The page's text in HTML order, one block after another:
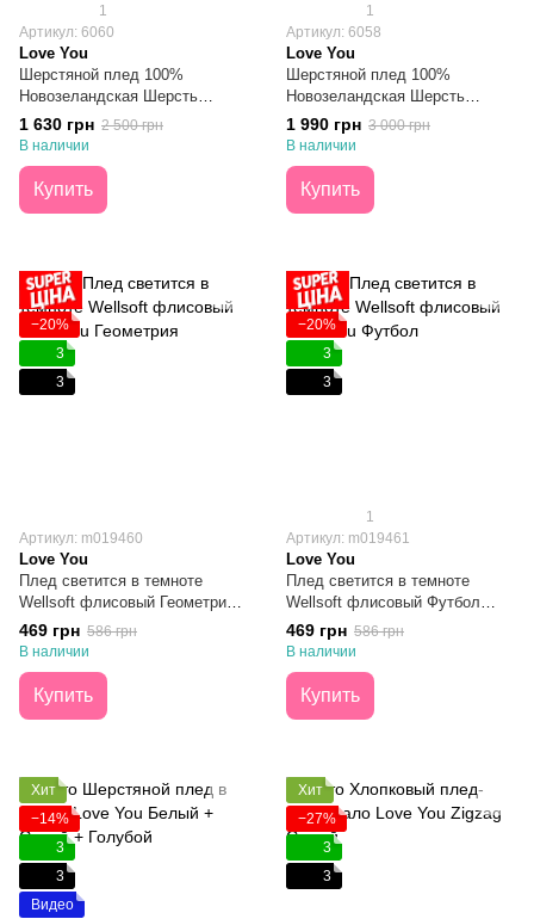
1
Артикул: 6060
Love You
Шерстяной плед 100%
Новозеландская Шерсть
Оливковый 140х200
1 630 грн 2 500 грн
В наличии
Купить
1
Артикул: 6058
Love You
Шерстяной плед 100%
Новозеландская Шерсть
Молочный 140х220
1 990 грн 3 000 грн
В наличии
Купить
−20%
3
3
Артикул: m019460
Love You
Плед светится в темноте
Wellsoft флисовый Геометрия
150х200
469 грн 586 грн
В наличии
Купить
−20%
3
3
1
Артикул: m019461
Love You
Плед светится в темноте
Wellsoft флисовый Футбол
150х200
469 грн 586 грн
В наличии
Купить
Хит
−14%
3
3
Видео
Хит
−27%
3
3